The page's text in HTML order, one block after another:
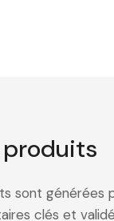
produits
sont générées
clés et